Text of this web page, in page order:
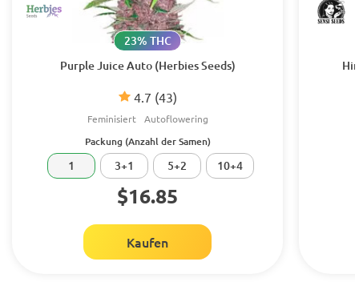
Purple Juice Auto (Herbies Seeds)
4.7 (43)
23% THC
Feminisiert Autoflowering
Packung (Anzahl der Samen)
1 3+1 5+2 10+4
$16.85
Kaufen